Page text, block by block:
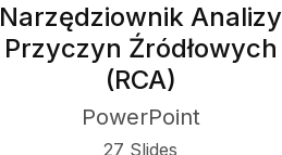
Narzędziownik Analizy
Przyczyn Źródłowych
(RCA)
PowerPoint
27 Slides